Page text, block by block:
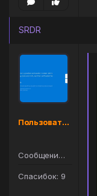
SRDR
Пользователь
Сообщений: 61
Спасибок: 9